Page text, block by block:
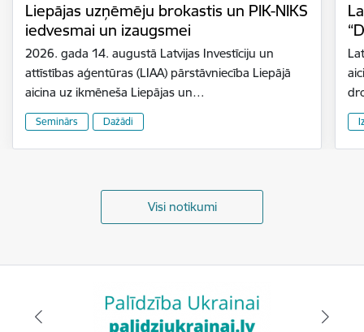
Liepājas uzņēmēju brokastis un PIK-NIKS
iedvesmai un izaugsmei
2026. gada 14. augustā Latvijas Investīciju un
attīstības aģentūras (LIAA) pārstāvniecība Liepājā
aicina uz ikmēneša Liepājas un…
Seminārs Dažādi
Visi notikumi